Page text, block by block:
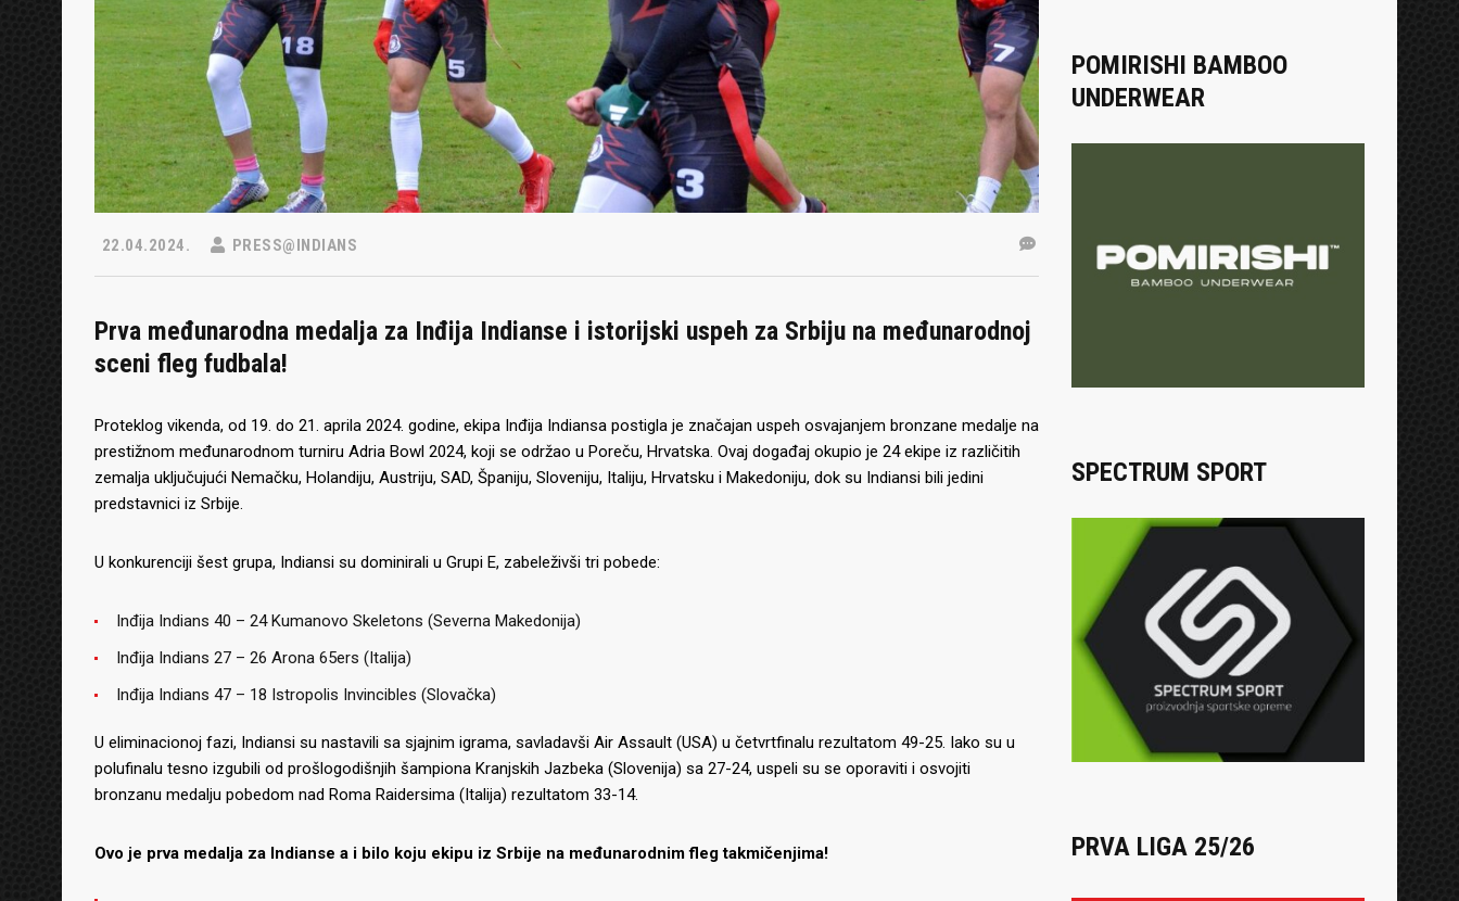
22.04.2024. PRESS@INDIANS
Prva međunarodna medalja za Inđija Indianse i istorijski uspeh za Srbiju na međunarodnoj
sceni fleg fudbala!
Proteklog vikenda, od 19. do 21. aprila 2024. godine, ekipa Inđija Indiansa postigla je značajan uspeh osvajanjem bronzane medalje na
prestižnom međunarodnom turniru Adria Bowl 2024, koji se održao u Poreču, Hrvatska. Ovaj događaj okupio je 24 ekipe iz različitih
zemalja uključujući Nemačku, Holandiju, Austriju, SAD, Španiju, Sloveniju, Italiju, Hrvatsku i Makedoniju, dok su Indiansi bili jedini
predstavnici iz Srbije.
U konkurenciji šest grupa, Indiansi su dominirali u Grupi E, zabeleživši tri pobede:
Inđija Indians 40 – 24 Kumanovo Skeletons (Severna Makedonija)
Inđija Indians 27 – 26 Arona 65ers (Italija)
Inđija Indians 47 – 18 Istropolis Invincibles (Slovačka)
U eliminacionoj fazi, Indiansi su nastavili sa sjajnim igrama, savladavši Air Assault (USA) u četvrtfinalu rezultatom 49-25. Iako su u
polufinalu tesno izgubili od prošlogodišnjih šampiona Kranjskih Jazbeka (Slovenija) sa 27-24, uspeli su se oporaviti i osvojiti
bronzanu medalju pobedom nad Roma Raidersima (Italija) rezultatom 33-14.
Ovo je prva medalja za Indianse a i bilo koju ekipu iz Srbije na međunarodnim fleg takmičenjima!
POMIRISHI BAMBOO
UNDERWEAR
SPECTRUM SPORT
PRVA LIGA 25/26